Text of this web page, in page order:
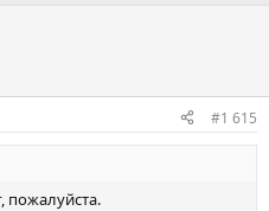
#1 615
пожалуйста.